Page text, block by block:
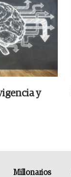
y
Millonarios